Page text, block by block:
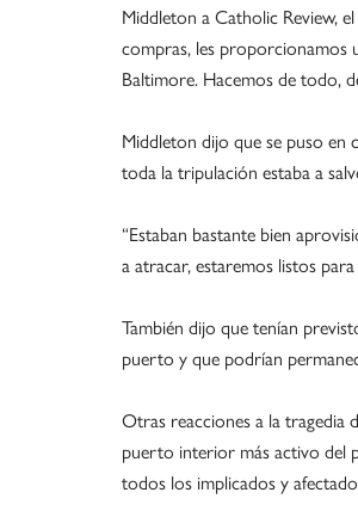
Middleton a Catholic Review,
compras, les proporcionamos
Baltimore. Hacemos de todo,
Middleton dijo que se puso en
toda la tripulación estaba a
“Estaban bastante bien
a atracar, estaremos listos
También dijo que tenían
puerto y que podrían
Otras reacciones a la tragedia
puerto interior más activo del
todos los implicados y